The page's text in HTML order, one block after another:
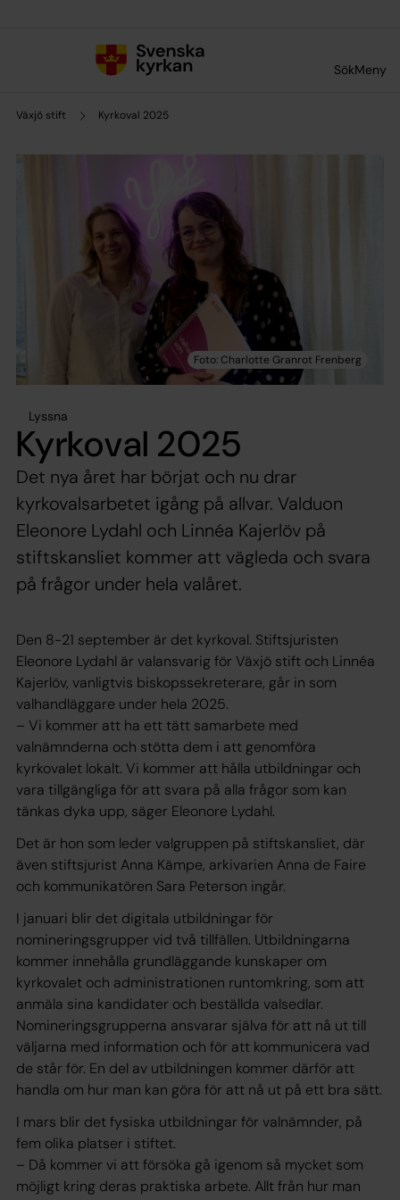
SökMeny
Växjö stift Kyrkoval 2025
Lyssna
Kyrkoval 2025
Det nya året har börjat och nu drar
kyrkovalsarbetet igång på allvar. Valduon
Eleonore Lydahl och Linnéa Kajerlöv på
stiftskansliet kommer att vägleda och svara
på frågor under hela valåret.
Den 8-21 september är det kyrkoval. Stiftsjuristen
Eleonore Lydahl är valansvarig för Växjö stift och Linnéa
Kajerlöv, vanligtvis biskopssekreterare, går in som
valhandläggare under hela 2025.
– Vi kommer att ha ett tätt samarbete med
valnämnderna och stötta dem i att genomföra
kyrkovalet lokalt. Vi kommer att hålla utbildningar och
vara tillgängliga för att svara på alla frågor som kan
tänkas dyka upp, säger Eleonore Lydahl.
Det är hon som leder valgruppen på stiftskansliet, där
även stiftsjurist Anna Kämpe, arkivarien Anna de Faire
och kommunikatören Sara Peterson ingår.
I januari blir det digitala utbildningar för
nomineringsgrupper vid två tillfällen. Utbildningarna
kommer innehålla grundläggande kunskaper om
kyrkovalet och administrationen runtomkring, som att
anmäla sina kandidater och beställda valsedlar.
Nomineringsgrupperna ansvarar själva för att nå ut till
väljarna med information och för att kommunicera vad
de står för. En del av utbildningen kommer därför att
handla om hur man kan göra för att nå ut på ett bra sätt.
I mars blir det fysiska utbildningar för valnämnder, på
fem olika platser i stiftet.
– Då kommer vi att försöka gå igenom så mycket som
möjligt kring deras praktiska arbete. Allt från hur man